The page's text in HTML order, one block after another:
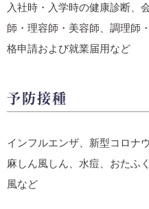
入社時・入学時の健康診断、
師・理容師・美容師、調理師
格申請および就業届用など
予防接種
インフルエンザ、新型コロナ
麻しん風しん、水痘、おたふ
風など